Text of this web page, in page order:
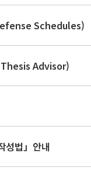
Schedules)
(Thesis Advisor)
성법」안내